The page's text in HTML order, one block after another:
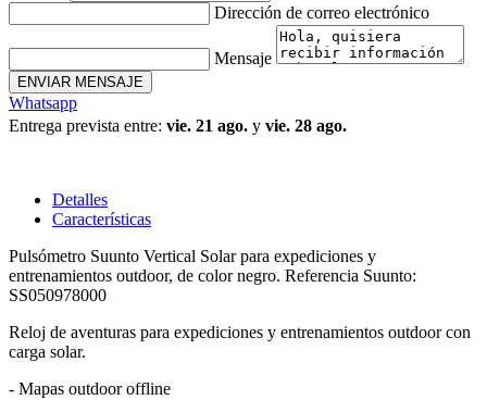
Dirección de correo electrónico
Mensaje
ENVIAR MENSAJE
Whatsapp
Entrega prevista entre: vie. 21 ago. y vie. 28 ago.
Detalles
Características
Pulsómetro Suunto Vertical Solar para expediciones y
entrenamientos outdoor, de color negro. Referencia Suunto:
SS050978000
Reloj de aventuras para expediciones y entrenamientos outdoor con
carga solar.​
- Mapas outdoor offline